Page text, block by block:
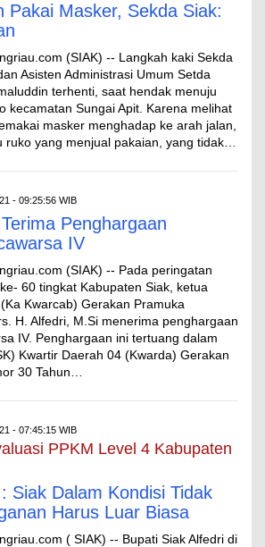
Pakai Masker, Sekda Siak:
(SIAK) -- Langkah kaki Sekda
Asisten Administrasi Umum Setda
terhenti, saat hendak menuju
kecamatan Sungai Apit. Karena melihat
masker menghadap ke arah jalan,
ruko yang menjual pakaian, yang tidak…
- 09:25:56 WIB
Penghargaan
IV
(SIAK) -- Pada peringatan
60 tingkat Kabupaten Siak, ketua
Kwarcab) Gerakan Pramuka
H. Alfedri, M.Si menerima penghargaan
IV. Penghargaan ini tertuang dalam
Kwartir Daerah 04 (Kwarda) Gerakan
30 Tahun…
- 07:45:15 WIB
PPKM Level 4 Kabupaten
Siak Dalam Kondisi Tidak
Harus Luar Biasa
( SIAK) -- Bupati Siak Alfedri di